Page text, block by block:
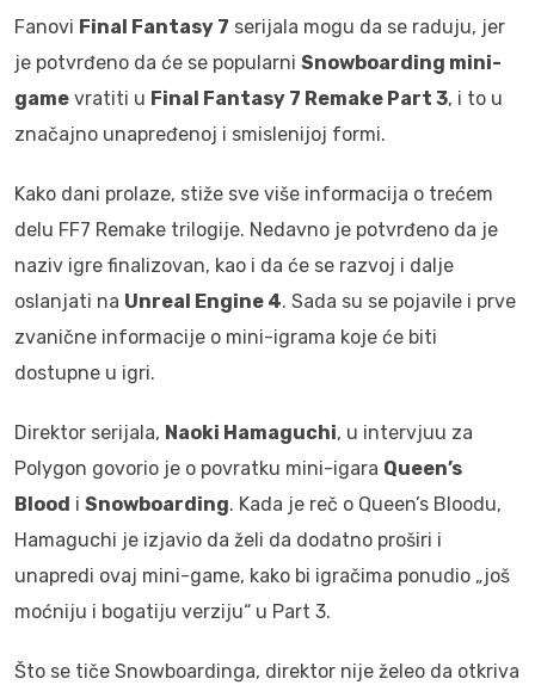
Fanovi Final Fantasy 7 serijala mogu da se raduju, jer
je potvrđeno da će se popularni Snowboarding mini-
game vratiti u Final Fantasy 7 Remake Part 3, i to u
značajno unapređenoj i smislenijoj formi.
Kako dani prolaze, stiže sve više informacija o trećem
delu FF7 Remake trilogije. Nedavno je potvrđeno da je
naziv igre finalizovan, kao i da će se razvoj i dalje
oslanjati na Unreal Engine 4. Sada su se pojavile i prve
zvanične informacije o mini-igrama koje će biti
dostupne u igri.
Direktor serijala, Naoki Hamaguchi, u intervjuu za
Polygon govorio je o povratku mini-igara Queen’s
Blood i Snowboarding. Kada je reč o Queen’s Bloodu,
Hamaguchi je izjavio da želi da dodatno proširi i
unapredi ovaj mini-game, kako bi igračima ponudio „još
moćniju i bogatiju verziju“ u Part 3.
Što se tiče Snowboardinga, direktor nije želeo da otkriva